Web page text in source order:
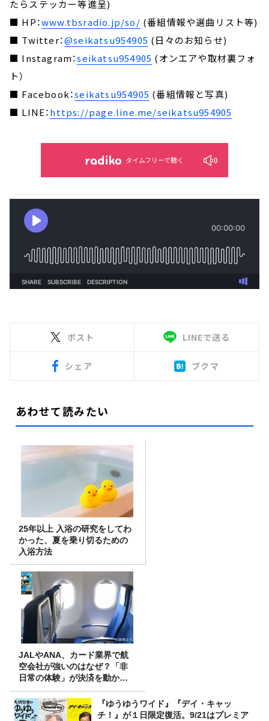
たらステッカー等進呈)
■ HP：www.tbsradio.jp/so/ (番組情報や選曲リスト等)
■ Twitter：@seikatsu954905 (日々のお知らせ)
■ Instagram：seikatsu954905 (オンエアや取材裏フォ
ト）
■ Facebook：seikatsu954905 (番組情報と写真)
■ LINE：https://page.line.me/seikatsu954905
タイムフリーで聴く
ポスト LINEで送る
シェア ブクマ
あわせて読みたい
25年以上 入浴の研究をしてわ
かった、夏を乗り切るための
入浴方法
JALやANA、カード業界で航
空会社が強いのはなぜ？「非
日常の体験」が決済を動かす
理由
『ゆうゆうワイド』『デイ・キャッ
チ！』が１日限定復活。9/21はプレミア